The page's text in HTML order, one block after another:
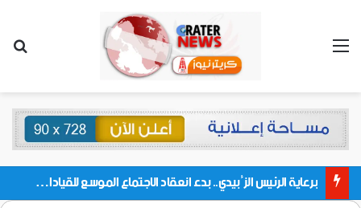
القائمة
برعاية الرئيس الزُبيدي.. بدء انعقاد الاجتماع الموسع للقيادات المحلية بالعاصمة ولمديريات وكتل مجلس العموم ومنسقيات الجامعة بالعاصمة عدن